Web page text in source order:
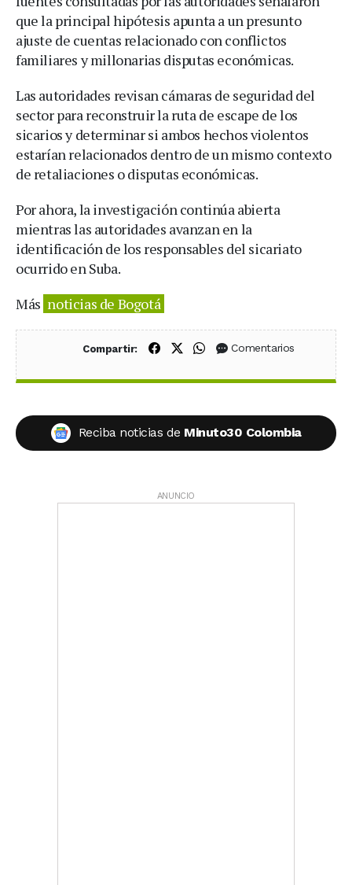
que la principal hipótesis apunta a un presunto
ajuste de cuentas relacionado con conflictos
familiares y millonarias disputas económicas.
Las autoridades revisan cámaras de seguridad del
sector para reconstruir la ruta de escape de los
sicarios y determinar si ambos hechos violentos
estarían relacionados dentro de un mismo contexto
de retaliaciones o disputas económicas.
Por ahora, la investigación continúa abierta
mientras las autoridades avanzan en la
identificación de los responsables del sicariato
ocurrido en Suba.
Más noticias de Bogotá
Compartir: Compartir en Facebook
Compartir en X (Twitter)
Compartir en WhatsApp
Comentarios
Reciba noticias de Minuto30 Colombia
ANUNCIO